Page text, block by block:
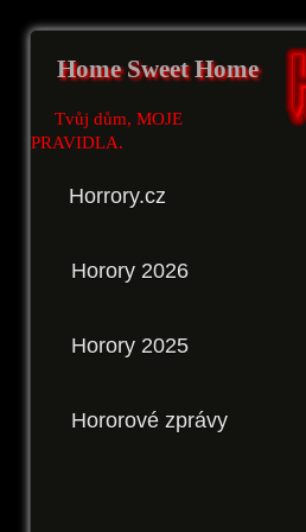
Home Sweet Home
Tvůj dům, MOJE
PRAVIDLA.
Horrory.cz
Horory 2026
Horory 2025
Hororové zprávy